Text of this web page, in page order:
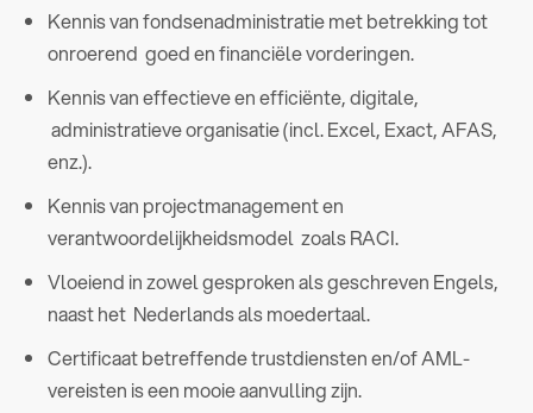
Kennis van fondsenadministratie met betrekking tot
onroerend goed en financiële vorderingen.
Kennis van effectieve en efficiënte, digitale,
administratieve organisatie (incl. Excel, Exact, AFAS,
enz.).
Kennis van projectmanagement en
verantwoordelijkheidsmodel zoals RACI.
Vloeiend in zowel gesproken als geschreven Engels,
naast het Nederlands als moedertaal.
Certificaat betreffende trustdiensten en/of AML-
vereisten is een mooie aanvulling zijn.